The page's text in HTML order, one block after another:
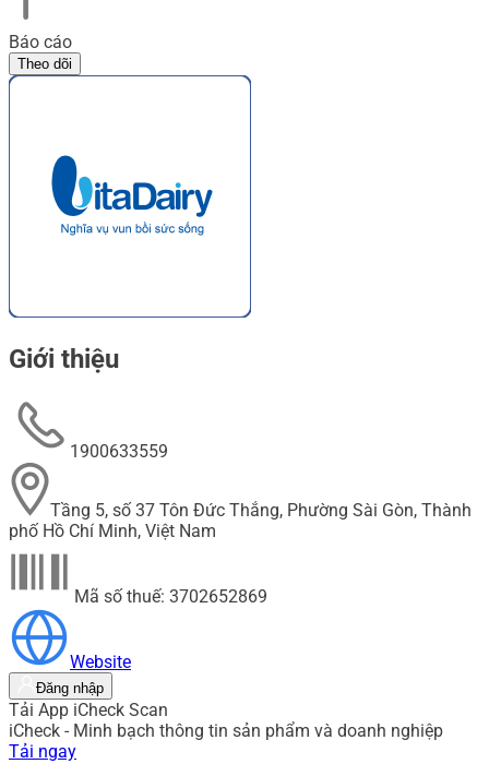
Báo cáo
Theo dõi
Giới thiệu
1900633559
Tầng 5, số 37 Tôn Đức Thắng, Phường Sài Gòn, Thành
phố Hồ Chí Minh, Việt Nam
Mã số thuế: 3702652869
Website
Đăng nhập
Tải App iCheck Scan
iCheck - Minh bạch thông tin sản phẩm và doanh nghiệp
Tải ngay